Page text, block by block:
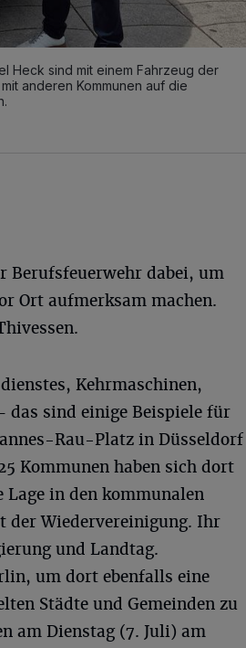
Heck sind mit einem Fahrzeug der
anderen Kommunen auf die
Berufsfeuerwehr dabei, um
Ort aufmerksam machen.
Kehrmaschinen,
das sind einige Beispiele für
Rau-Platz in Düsseldorf
Kommunen haben sich dort
in den kommunalen
der Wiedervereinigung. Ihr
und Landtag.
um dort ebenfalls eine
Städte und Gemeinden zu
am Dienstag (7. Juli) am